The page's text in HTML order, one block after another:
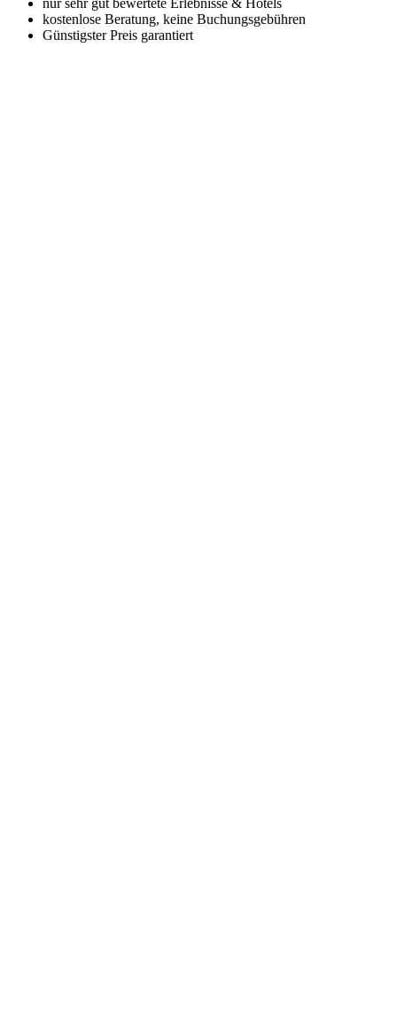
nur sehr gut bewertete Erlebnisse & Hotels
kostenlose Beratung, keine Buchungsgebühren
Günstigster Preis garantiert